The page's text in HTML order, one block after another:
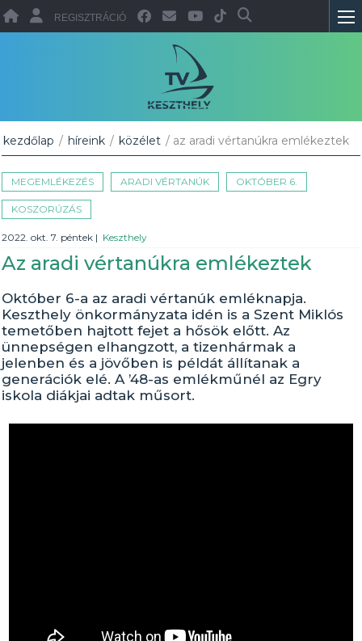
REGISZTRÁCIÓ
kezdőlap / híreink / közélet / az aradi vértanúkra emlékeztek
MEGEMLÉKEZÉS ARADI VÉRTANÚK OKTÓBER 6.
KOSZORÚZÁS
2022. okt. 7. péntek | Keszthely
Az aradi vértanúkra emlékeztek
Október 6-a az aradi vértanúk emléknapja.
Keszthely önkormányzata idén is a Szent Miklós
temetőben hajtott fejet a hősök előtt. Az
ünnepségen elhangzott, a tizenhármak a
jelenben és a jövőben is példát állítanak a
generációk elé. A ’48-as emlékműnél az Egry
iskola diákjai adtak műsort.